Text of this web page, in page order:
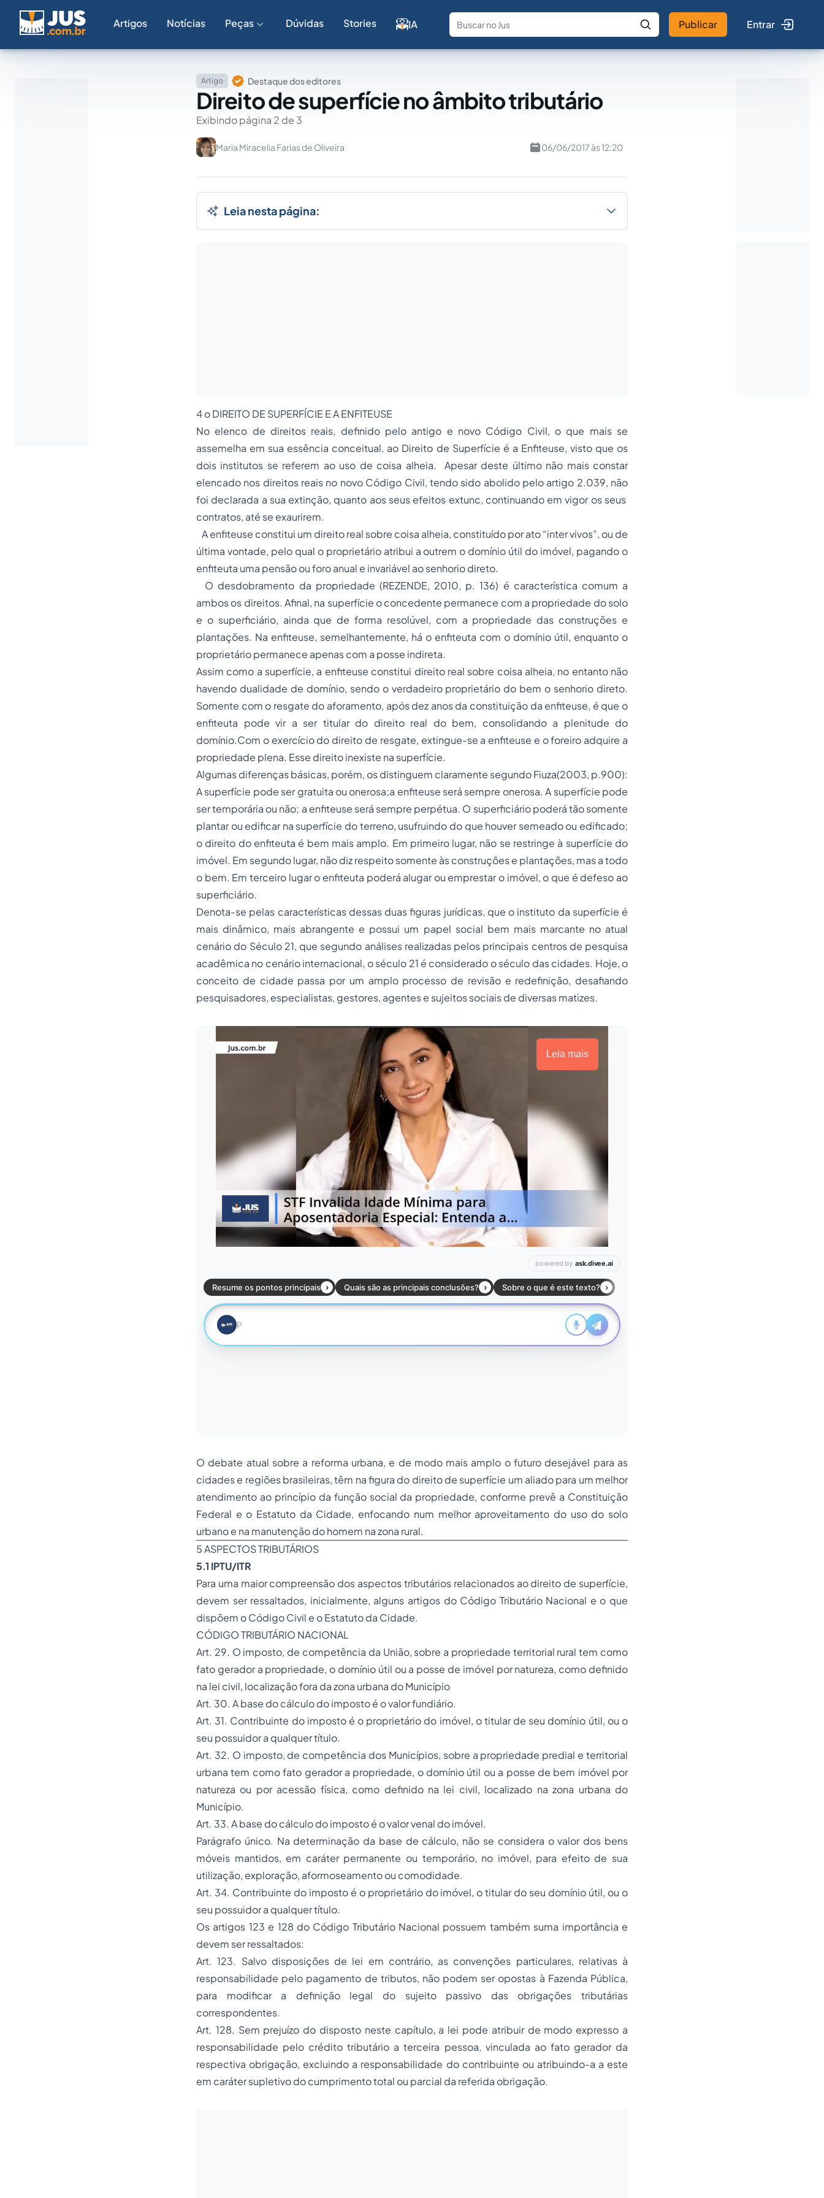
Artigos Notícias Peças Dúvidas Stories IA
Fale com a IA Buscar no Jus
Publicar Entrar
Artigo Destaque dos editores
Direito de superfície no âmbito tributário
Exibindo página 2 de 3
Maria Miracelia Farias de Oliveira 06/06/2017 às 12:20
Leia nesta página:
4 o DIREITO DE SUPERFÍCIE E A ENFITEUSE
No elenco de direitos reais, definido pelo antigo e novo Código Civil, o que mais se
assemelha em sua essência conceitual, ao Direito de Superfície é a Enfiteuse, visto que os
dois institutos se referem ao uso de coisa alheia. Apesar deste último não mais constar
elencado nos direitos reais no novo Código Civil, tendo sido abolido pelo artigo 2.039, não
foi declarada a sua extinção, quanto aos seus efeitos extunc, continuando em vigor os seus
contratos, até se exaurirem.
A enfiteuse constitui um direito real sobre coisa alheia, constituído por ato “inter vivos”, ou de
última vontade, pelo qual o proprietário atribui a outrem o domínio útil do imóvel, pagando o
enfiteuta uma pensão ou foro anual e invariável ao senhorio direto.
O desdobramento da propriedade (REZENDE, 2010, p. 136) é característica comum a
ambos os direitos. Afinal, na superfície o concedente permanece com a propriedade do solo
e o superficiário, ainda que de forma resolúvel, com a propriedade das construções e
plantações. Na enfiteuse, semelhantemente, há o enfiteuta com o domínio útil, enquanto o
proprietário permanece apenas com a posse indireta.
Assim como a superfície, a enfiteuse constitui direito real sobre coisa alheia, no entanto não
havendo dualidade de domínio, sendo o verdadeiro proprietário do bem o senhorio direto.
Somente com o resgate do aforamento, após dez anos da constituição da enfiteuse, é que o
enfiteuta pode vir a ser titular do direito real do bem, consolidando a plenitude do
domínio.Com o exercício do direito de resgate, extingue-se a enfiteuse e o foreiro adquire a
propriedade plena. Esse direito inexiste na superfície.
Algumas diferenças básicas, porém, os distinguem claramente segundo Fiuza(2003, p.900):
A superfície pode ser gratuita ou onerosa;a enfiteuse será sempre onerosa. A superfície pode
ser temporária ou não; a enfiteuse será sempre perpétua. O superficiário poderá tão somente
plantar ou edificar na superfície do terreno, usufruindo do que houver semeado ou edificado;
o direito do enfiteuta é bem mais amplo. Em primeiro lugar, não se restringe à superfície do
imóvel. Em segundo lugar, não diz respeito somente às construções e plantações, mas a todo
o bem. Em terceiro lugar o enfiteuta poderá alugar ou emprestar o imóvel, o que é defeso ao
superficiário.
Denota-se pelas características dessas duas figuras jurídicas, que o instituto da superfície é
mais dinâmico, mais abrangente e possui um papel social bem mais marcante no atual
cenário do Século 21, que segundo análises realizadas pelos principais centros de pesquisa
acadêmica no cenário internacional, o século 21 é considerado o século das cidades. Hoje, o
conceito de cidade passa por um amplo processo de revisão e redefinição, desafiando
pesquisadores, especialistas, gestores, agentes e sujeitos sociais de diversas matizes.
Leia mais
O debate atual sobre a reforma urbana, e de modo mais amplo o futuro desejável para as
cidades e regiões brasileiras, têm na figura do direito de superfície um aliado para um melhor
atendimento ao princípio da função social da propriedade, conforme prevê a Constituição
Federal e o Estatuto da Cidade, enfocando num melhor aproveitamento do uso do solo
urbano e na manutenção do homem na zona rural.
5 ASPECTOS TRIBUTÁRIOS
5.1 IPTU/ITR
Para uma maior compreensão dos aspectos tributários relacionados ao direito de superfície,
devem ser ressaltados, inicialmente, alguns artigos do Código Tributário Nacional e o que
dispõem o Código Civil e o Estatuto da Cidade.
CÓDIGO TRIBUTÁRIO NACIONAL
Art. 29. O imposto, de competência da União, sobre a propriedade territorial rural tem como
fato gerador a propriedade, o domínio útil ou a posse de imóvel por natureza, como definido
na lei civil, localização fora da zona urbana do Município
Art. 30. A base do cálculo do imposto é o valor fundiário.
Art. 31. Contribuinte do imposto é o proprietário do imóvel, o titular de seu domínio útil, ou o
seu possuidor a qualquer título.
Art. 32. O imposto, de competência dos Municípios, sobre a propriedade predial e territorial
urbana tem como fato gerador a propriedade, o domínio útil ou a posse de bem imóvel por
natureza ou por acessão física, como definido na lei civil, localizado na zona urbana do
Município.
Art. 33. A base do cálculo do imposto é o valor venal do imóvel.
Parágrafo único. Na determinação da base de cálculo, não se considera o valor dos bens
móveis mantidos, em caráter permanente ou temporário, no imóvel, para efeito de sua
utilização, exploração, aformoseamento ou comodidade.
Art. 34. Contribuinte do imposto é o proprietário do imóvel, o titular do seu domínio útil, ou o
seu possuidor a qualquer título.
Os artigos 123 e 128 do Código Tributário Nacional possuem também suma importância e
devem ser ressaltados:
Art. 123. Salvo disposições de lei em contrário, as convenções particulares, relativas à
responsabilidade pelo pagamento de tributos, não podem ser opostas à Fazenda Pública,
para modificar a definição legal do sujeito passivo das obrigações tributárias
correspondentes.
Art. 128. Sem prejuízo do disposto neste capítulo, a lei pode atribuir de modo expresso a
responsabilidade pelo crédito tributário a terceira pessoa, vinculada ao fato gerador da
respectiva obrigação, excluindo a responsabilidade do contribuinte ou atribuindo-a a este
em caráter supletivo do cumprimento total ou parcial da referida obrigação.